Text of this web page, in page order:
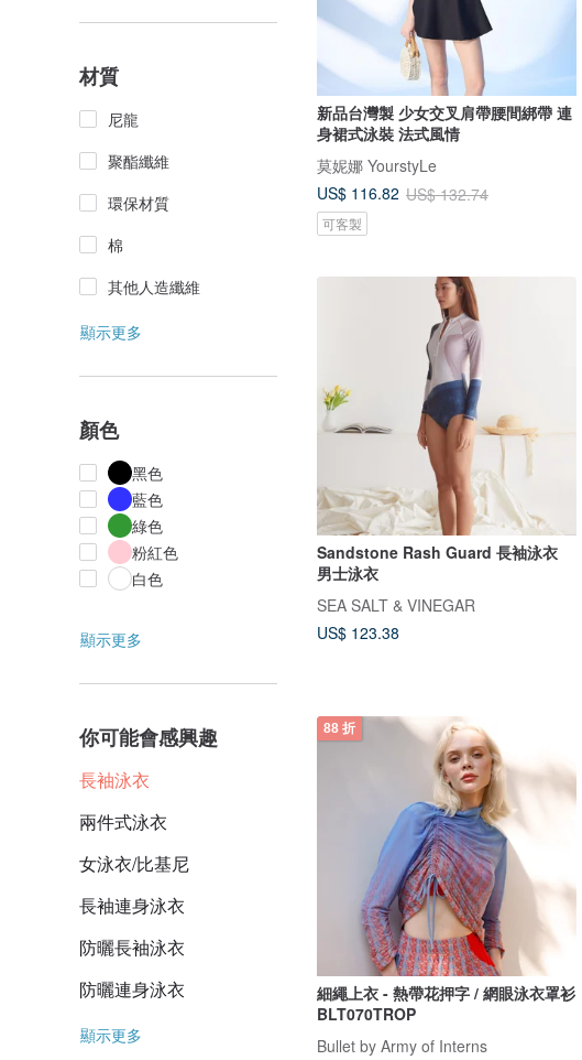
材質
尼龍
聚酯纖維
環保材質
棉
其他人造纖維
顯示更多
顏色
黑色
藍色
綠色
粉紅色
白色
顯示更多
你可能會感興趣
長袖泳衣
兩件式泳衣
女泳衣/比基尼
長袖連身泳衣
防曬長袖泳衣
防曬連身泳衣
顯示更多
新品台灣製 少女交叉肩帶腰間綁帶 連
身裙式泳裝 法式風情
莫妮娜 YourstyLe
US$ 116.82 US$ 132.74
可客製
Sandstone Rash Guard 長袖泳衣
男士泳衣
SEA SALT & VINEGAR
US$ 123.38
88 折
細繩上衣 - 熱帶花押字 / 網眼泳衣罩衫
BLT070TROP
Bullet by Army of Interns